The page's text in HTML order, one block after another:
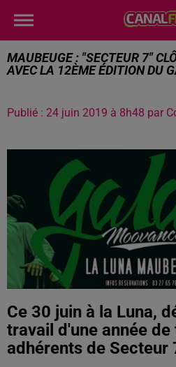
MAUBEUGE : "SECTEUR 7"
AVEC LA 12ÈME ÉDITION DU
Publié : 24 juin 2019 à 8h48 par
Ce 30 juin à la Luna,
travail d'une année de
adhérents de Secteur